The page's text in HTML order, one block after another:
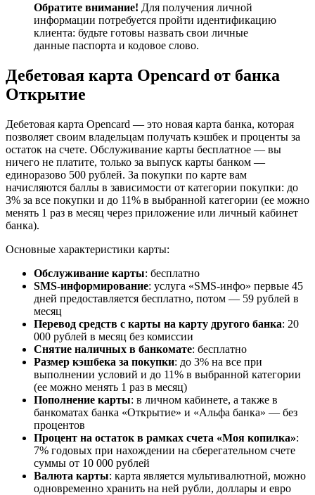
Обратите внимание! Для получения личной
информации потребуется пройти идентификацию
клиента: будьте готовы назвать свои личные
данные паспорта и кодовое слово.
Дебетовая карта Opencard от банка
Открытие
Дебетовая карта Opencard — это новая карта банка, которая
позволяет своим владельцам получать кэшбек и проценты за
остаток на счете. Обслуживание карты бесплатное — вы
ничего не платите, только за выпуск карты банком —
единоразово 500 рублей. За покупки по карте вам
начисляются баллы в зависимости от категории покупки: до
3% за все покупки и до 11% в выбранной категории (ее можно
менять 1 раз в месяц через приложение или личный кабинет
банка).
Основные характеристики карты:
Обслуживание карты: бесплатно
SMS-информирование: услуга «SMS-инфо» первые 45
дней предоставляется бесплатно, потом — 59 рублей в
месяц
Перевод средств с карты на карту другого банка: 20
000 рублей в месяц без комиссии
Снятие наличных в банкомате: бесплатно
Размер кэшбека за покупки: до 3% на все при
выполнении условий и до 11% в выбранной категории
(ее можно менять 1 раз в месяц)
Пополнение карты: в личном кабинете, а также в
банкоматах банка «Открытие» и «Альфа банка» — без
процентов
Процент на остаток в рамках счета «Моя копилка»:
7% годовых при нахождении на сберегательном счете
суммы от 10 000 рублей
Валюта карты: карта является мультивалютной, можно
одновременно хранить на ней рубли, доллары и евро